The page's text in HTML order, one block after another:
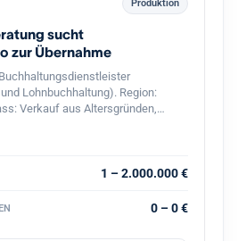
Produktion
sucht
zur Übernahme
Lohnbuchhaltung). Region:
Verkauf aus Altersgründen,
Neuausrichtung.
1 – 2.000.000 €
0 – 0 €